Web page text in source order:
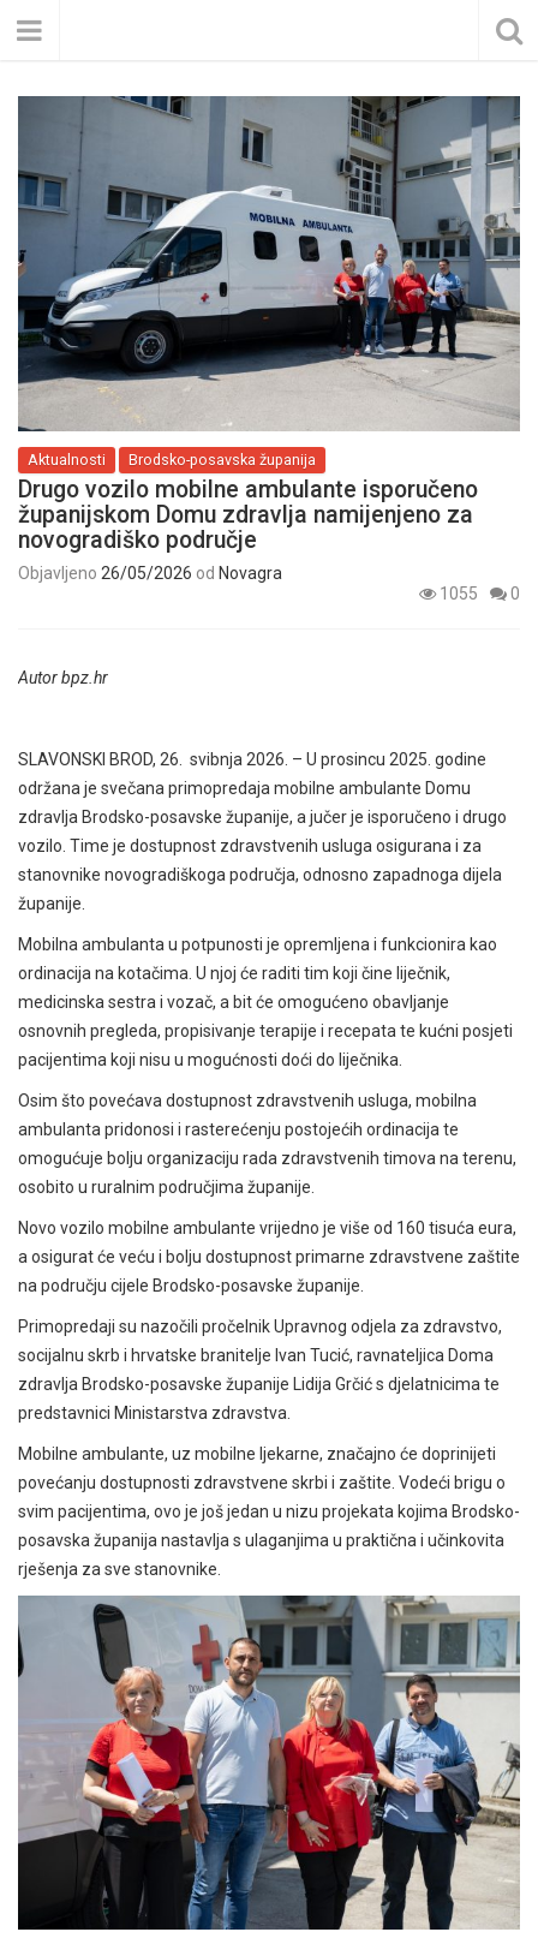
Aktualnosti Brodsko-posavska županija
Drugo vozilo mobilne ambulante isporučeno
županijskom Domu zdravlja namijenjeno za
novogradiško područje
Objavljeno 26/05/2026 od Novagra
1055
0
Autor bpz.hr
SLAVONSKI BROD, 26. svibnja 2026. – U prosincu 2025. godine
održana je svečana primopredaja mobilne ambulante Domu
zdravlja Brodsko-posavske županije, a jučer je isporučeno i drugo
vozilo. Time je dostupnost zdravstvenih usluga osigurana i za
stanovnike novogradiškoga područja, odnosno zapadnoga dijela
županije.
Mobilna ambulanta u potpunosti je opremljena i funkcionira kao
ordinacija na kotačima. U njoj će raditi tim koji čine liječnik,
medicinska sestra i vozač, a bit će omogućeno obavljanje
osnovnih pregleda, propisivanje terapije i recepata te kućni posjeti
pacijentima koji nisu u mogućnosti doći do liječnika.
Osim što povećava dostupnost zdravstvenih usluga, mobilna
ambulanta pridonosi i rasterećenju postojećih ordinacija te
omogućuje bolju organizaciju rada zdravstvenih timova na terenu,
osobito u ruralnim područjima županije.
Novo vozilo mobilne ambulante vrijedno je više od 160 tisuća eura,
a osigurat će veću i bolju dostupnost primarne zdravstvene zaštite
na području cijele Brodsko-posavske županije.
Primopredaji su nazočili pročelnik Upravnog odjela za zdravstvo,
socijalnu skrb i hrvatske branitelje Ivan Tucić, ravnateljica Doma
zdravlja Brodsko-posavske županije Lidija Grčić s djelatnicima te
predstavnici Ministarstva zdravstva.
Mobilne ambulante, uz mobilne ljekarne, značajno će doprinijeti
povećanju dostupnosti zdravstvene skrbi i zaštite. Vodeći brigu o
svim pacijentima, ovo je još jedan u nizu projekata kojima Brodsko-
posavska županija nastavlja s ulaganjima u praktična i učinkovita
rješenja za sve stanovnike.